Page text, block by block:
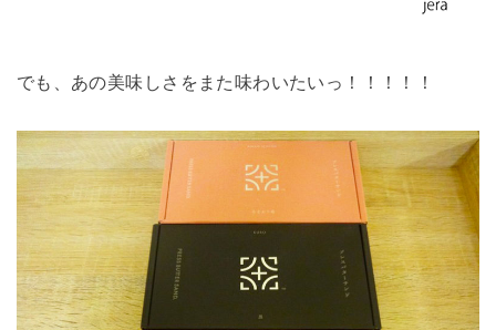
でも、あの美味しさをまた味わいたいっ！！！！！